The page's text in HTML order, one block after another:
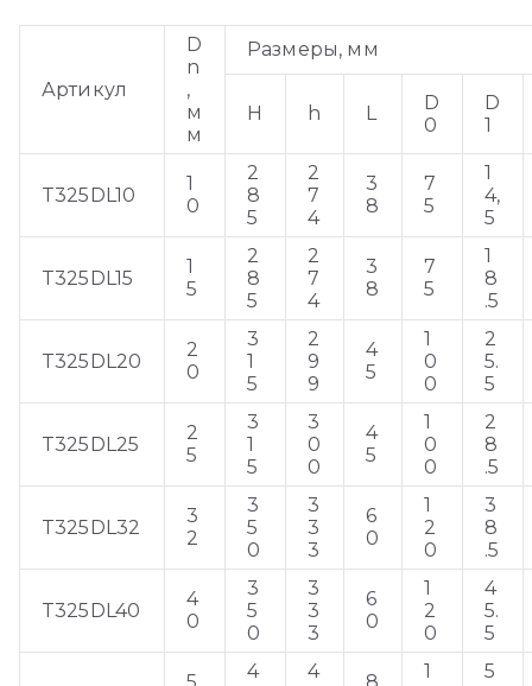
Артикул
D
n
,
м
м
Размеры, мм
H h L
D
0
D
1
T325DL10
1
0
2
8
5
2
7
4
3
8
7
5
1
4,
5
T325DL15
1
5
2
8
5
2
7
4
3
8
7
5
1
8
.5
T325DL20
2
0
3
1
5
2
9
9
4
5
1
0
0
2
5.
5
T325DL25
2
5
3
1
5
3
0
0
4
5
1
0
0
2
8
.5
T325DL32
3
2
3
5
0
3
3
3
6
0
1
2
0
3
8
.5
T325DL40
4
0
3
5
0
3
3
3
6
0
1
2
0
4
5.
5
4
4
1
5